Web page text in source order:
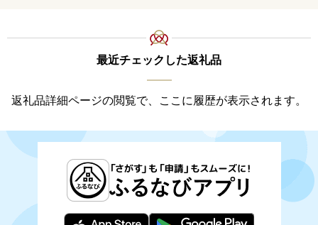
最近チェックした返礼品
返礼品詳細ページの閲覧で、ここに履歴が表示されます。